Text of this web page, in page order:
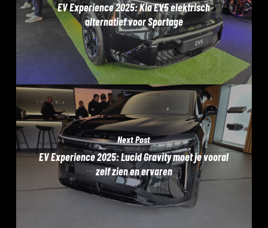
EV Experience 2025: Kia EV5 elektrisch
alternatief voor Sportage
Next Post
EV Experience 2025: Lucid Gravity moet je vooral
zelf zien en ervaren